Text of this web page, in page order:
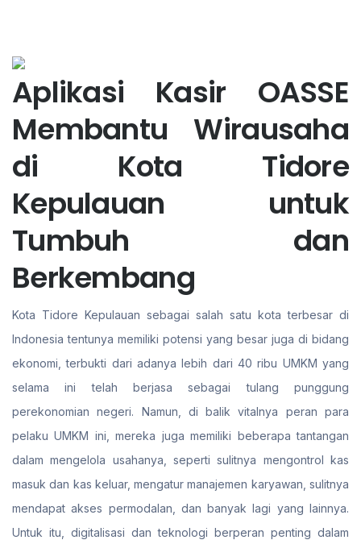
Aplikasi Kasir OASSE
Membantu Wirausaha
di Kota Tidore
Kepulauan untuk
Tumbuh dan
Berkembang
Kota Tidore Kepulauan sebagai salah satu kota terbesar di
Indonesia tentunya memiliki potensi yang besar juga di bidang
ekonomi, terbukti dari adanya lebih dari 40 ribu UMKM yang
selama ini telah berjasa sebagai tulang punggung
perekonomian negeri. Namun, di balik vitalnya peran para
pelaku UMKM ini, mereka juga memiliki beberapa tantangan
dalam mengelola usahanya, seperti sulitnya mengontrol kas
masuk dan kas keluar, mengatur manajemen karyawan, sulitnya
mendapat akses permodalan, dan banyak lagi yang lainnya.
Untuk itu, digitalisasi dan teknologi berperan penting dalam